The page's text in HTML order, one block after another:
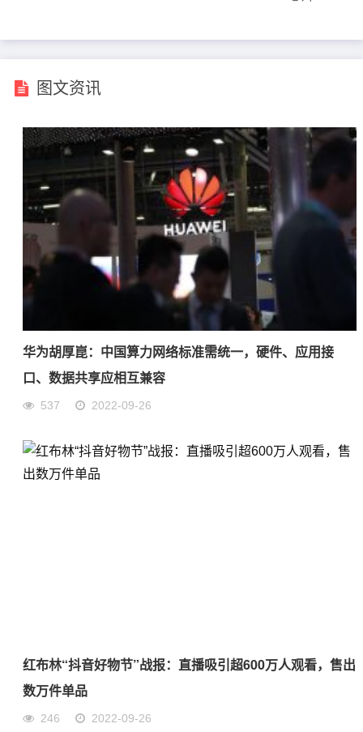
图文资讯
华为胡厚崑：中国算力网络标准需统一，硬件、应用接
口、数据共享应相互兼容
537 2022-09-26
红布林“抖音好物节”战报：直播吸引超600万人观看，售出
数万件单品
246 2022-09-26